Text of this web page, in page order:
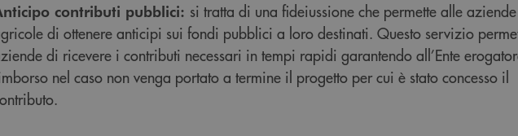
contributi pubblici: si tratta di una fideiussione che permette alle aziende
di ottenere anticipi sui fondi pubblici a loro destinati. Questo servizio
di ricevere i contributi necessari in tempi rapidi garantendo all’Ente
nel caso non venga portato a termine il progetto per cui è stato concesso il